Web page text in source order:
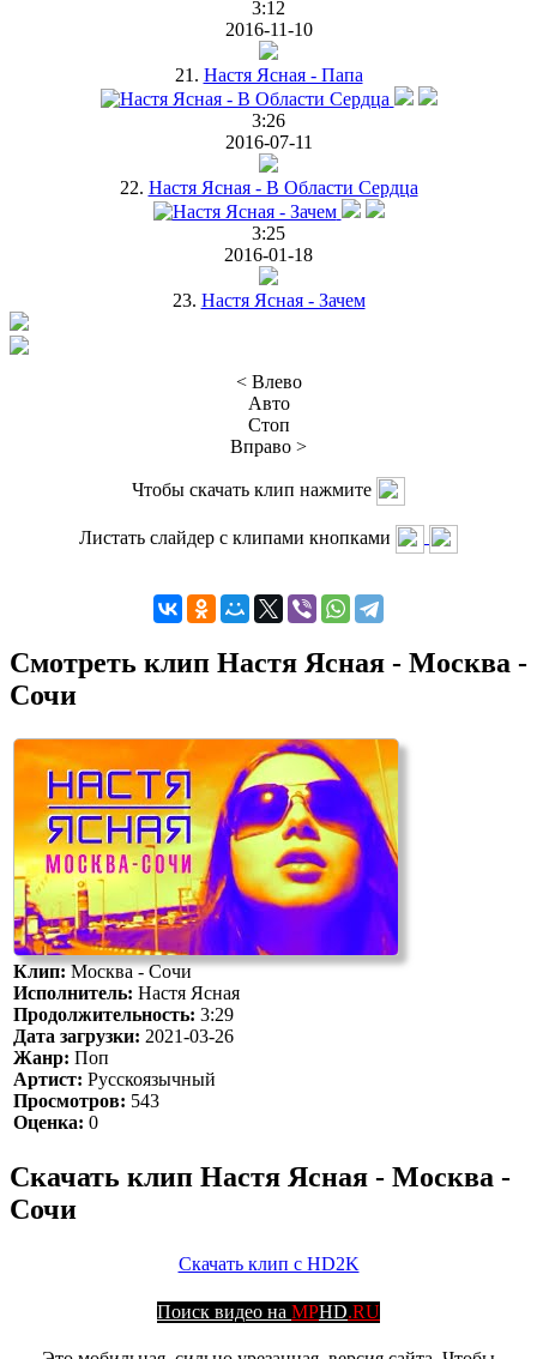
3:12
2016-11-10
21. Настя Ясная - Папа
3:26
2016-07-11
22. Настя Ясная - В Области Сердца
3:25
2016-01-18
23. Настя Ясная - Зачем
< Влево
Авто
Стоп
Вправо >
Чтобы скачать клип нажмите
Листать слайдер с клипами кнопками
Смотреть клип Настя Ясная - Москва -
Сочи
Клип:Москва - Сочи
Исполнитель: Настя Ясная
Продолжительность: 3:29
Дата загрузки: 2021-03-26
Жанр: Поп
Артист: Русскоязычный
Просмотров: 543
Оценка: 0
Скачать клип Настя Ясная - Москва -
Сочи
Скачать клип с HD2K
Поиск видео на MPHD.RU